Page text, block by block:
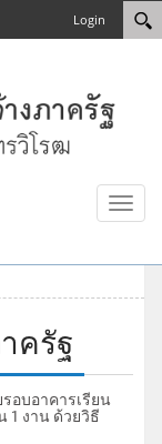
Login
Toggle
ครัฐ
อบอาคารเรียน
1 งาน ด้วยวิธี